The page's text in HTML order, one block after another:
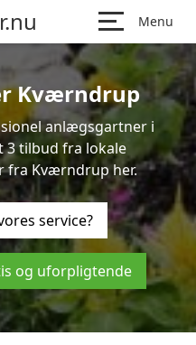
Menu
Kværndrup
anlægsgartner i
3 tilbud fra lokale
Kværndrup her.
service?
og uforpligtende